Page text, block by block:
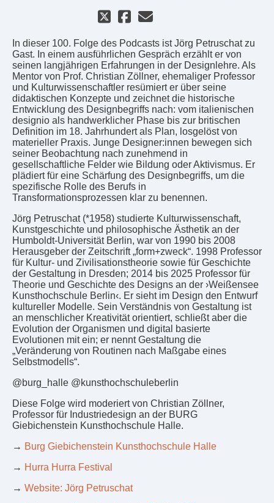
In dieser 100. Folge des Podcasts ist Jörg Petruschat zu
Gast. In einem ausführlichen Gespräch erzählt er von
seinen langjährigen Erfahrungen in der Designlehre. Als
Mentor von Prof. Christian Zöllner, ehemaliger Professor
und Kulturwissenschaftler resümiert er über seine
didaktischen Konzepte und zeichnet die historische
Entwicklung des Designbegriffs nach: vom italienischen
designio als handwerklicher Phase bis zur britischen
Definition im 18. Jahrhundert als Plan, losgelöst von
materieller Praxis. Junge Designer:innen bewegen sich
seiner Beobachtung nach zunehmend in
gesellschaftliche Felder wie Bildung oder Aktivismus. Er
plädiert für eine Schärfung des Designbegriffs, um die
spezifische Rolle des Berufs in
Transformationsprozessen klar zu benennen.
Jörg Petruschat (*1958) studierte Kulturwissenschaft,
Kunstgeschichte und philosophische Ästhetik an der
Humboldt-Universität Berlin, war von 1990 bis 2008
Herausgeber der Zeitschrift „form+zweck“. 1998 Professor
für Kultur- und Zivilisationstheorie sowie für Geschichte
der Gestaltung in Dresden; 2014 bis 2025 Professor für
Theorie und Geschichte des Designs an der ›Weißensee
Kunsthochschule Berlin‹. Er sieht im Design den Entwurf
kultureller Modelle. Sein Verständnis von Gestaltung ist
an menschlicher Kreativität orientiert, schließt aber die
Evolution der Organismen und digital basierte
Evolutionen mit ein; er nennt Gestaltung die
„Veränderung von Routinen nach Maßgabe eines
Selbstmodells“.
@burg_halle @kunsthochschuleberlin
Diese Folge wird moderiert von Christian Zöllner,
Professor für Industriedesign an der BURG
Giebichenstein Kunsthochschule Halle.
→ Burg Giebichenstein Kunsthochschule Halle
→ Hurra Hurra Festival
→ Website: Jörg Petruschat